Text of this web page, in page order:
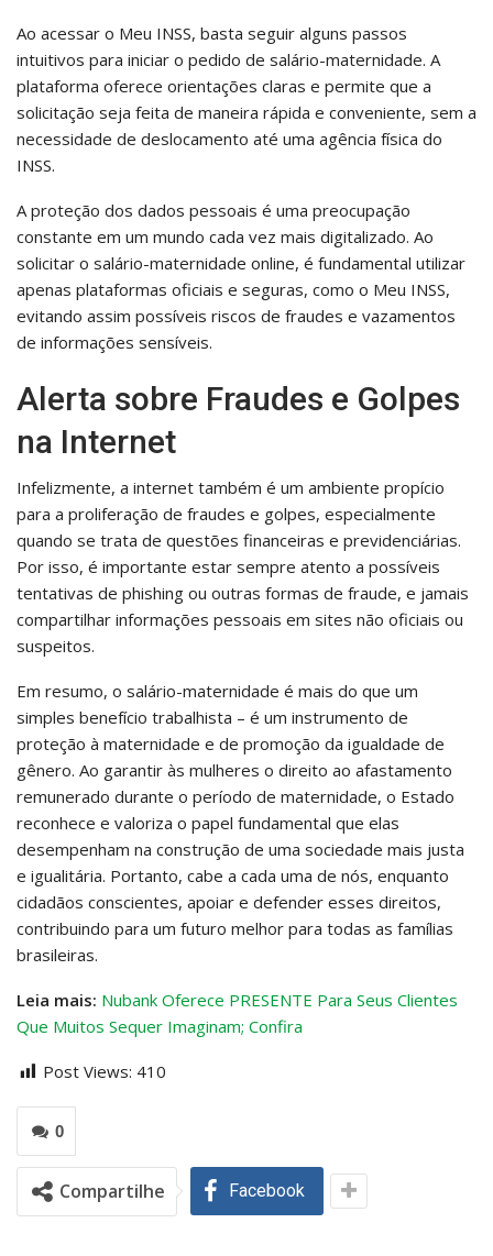
Ao acessar o Meu INSS, basta seguir alguns passos
intuitivos para iniciar o pedido de salário-maternidade. A
plataforma oferece orientações claras e permite que a
solicitação seja feita de maneira rápida e conveniente, sem a
necessidade de deslocamento até uma agência física do
INSS.
A proteção dos dados pessoais é uma preocupação
constante em um mundo cada vez mais digitalizado. Ao
solicitar o salário-maternidade online, é fundamental utilizar
apenas plataformas oficiais e seguras, como o Meu INSS,
evitando assim possíveis riscos de fraudes e vazamentos
de informações sensíveis.
Alerta sobre Fraudes e Golpes
na Internet
Infelizmente, a internet também é um ambiente propício
para a proliferação de fraudes e golpes, especialmente
quando se trata de questões financeiras e previdenciárias.
Por isso, é importante estar sempre atento a possíveis
tentativas de phishing ou outras formas de fraude, e jamais
compartilhar informações pessoais em sites não oficiais ou
suspeitos.
Em resumo, o salário-maternidade é mais do que um
simples benefício trabalhista – é um instrumento de
proteção à maternidade e de promoção da igualdade de
gênero. Ao garantir às mulheres o direito ao afastamento
remunerado durante o período de maternidade, o Estado
reconhece e valoriza o papel fundamental que elas
desempenham na construção de uma sociedade mais justa
e igualitária. Portanto, cabe a cada uma de nós, enquanto
cidadãos conscientes, apoiar e defender esses direitos,
contribuindo para um futuro melhor para todas as famílias
brasileiras.
Leia mais: Nubank Oferece PRESENTE Para Seus Clientes
Que Muitos Sequer Imaginam; Confira
Post Views: 410
0
Compartilhe Facebook